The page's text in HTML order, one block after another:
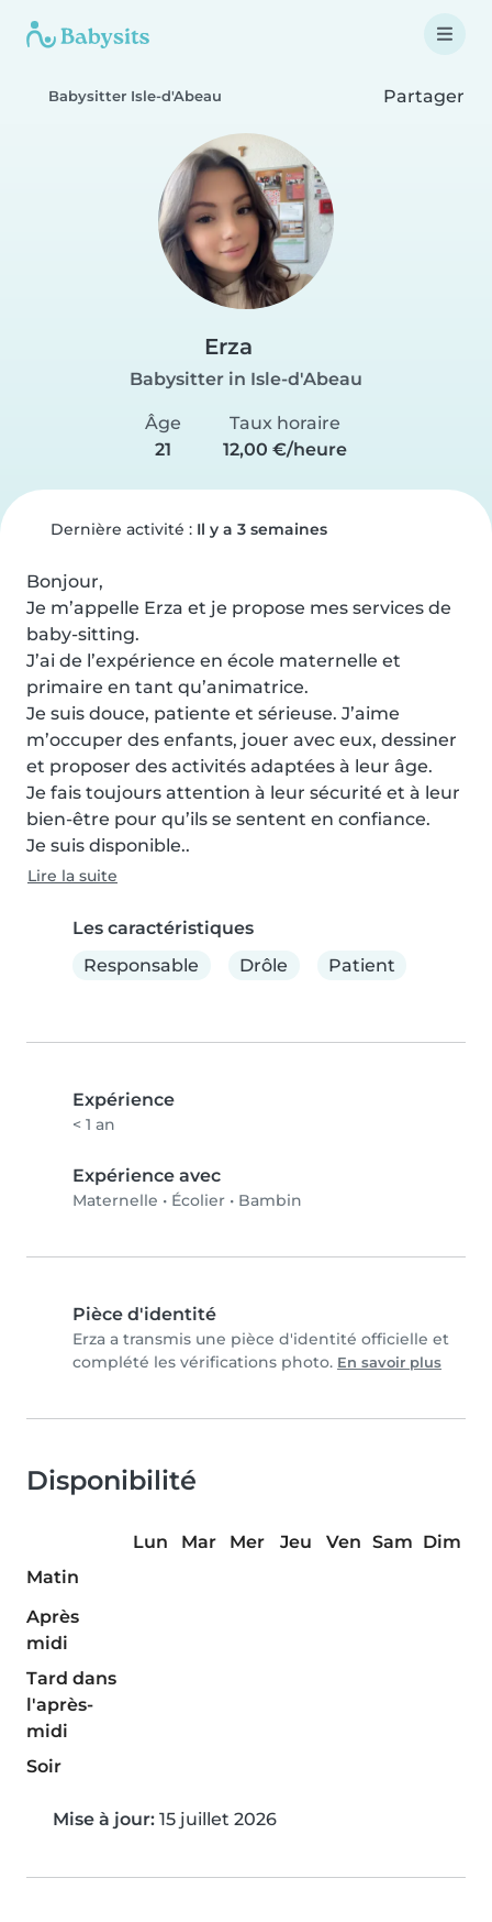
Babysitter Isle-d'Abeau Partager
Erza
Babysitter in Isle-d'Abeau
Âge
21
Taux horaire
12,00 €/heure
Dernière activité : Il y a 3 semaines
Bonjour,
Je m’appelle Erza et je propose mes services de
baby-sitting.
J’ai de l’expérience en école maternelle et
primaire en tant qu’animatrice.
Je suis douce, patiente et sérieuse. J’aime
m’occuper des enfants, jouer avec eux, dessiner
et proposer des activités adaptées à leur âge.
Je fais toujours attention à leur sécurité et à leur
bien-être pour qu’ils se sentent en confiance.
Je suis disponible..
Lire la suite
Les caractéristiques
Responsable
Drôle Patient
Expérience
< 1 an
Expérience avec
Maternelle • Écolier • Bambin
Pièce d'identité
Erza a transmis une pièce d'identité officielle et
complété les vérifications photo. En savoir plus
Disponibilité
Lun Mar Mer Jeu Ven Sam Dim
Matin
Après
midi
Tard dans
l'après-
midi
Soir
Mise à jour: 15 juillet 2026